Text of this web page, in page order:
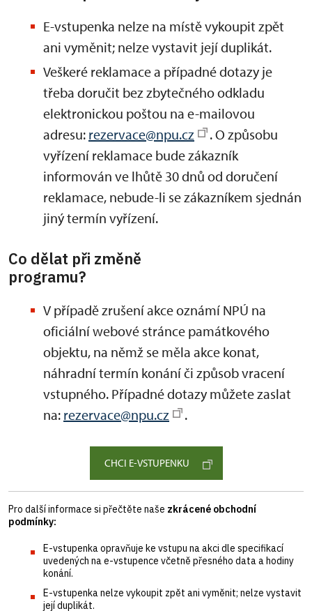
E-vstupenka nelze na místě vykoupit zpět
ani vyměnit; nelze vystavit její duplikát.
Veškeré reklamace a případné dotazy je
třeba doručit bez zbytečného odkladu
elektronickou poštou na e-mailovou
adresu: rezervace@npu.cz
. O způsobu
vyřízení reklamace bude zákazník
informován ve lhůtě 30 dnů od doručení
reklamace, nebude-li se zákazníkem sjednán
jiný termín vyřízení.
Co dělat při změně
programu?
V případě zrušení akce oznámí NPÚ na
oficiální webové stránce památkového
objektu, na němž se měla akce konat,
náhradní termín konání či způsob vracení
vstupného. Případné dotazy můžete zaslat
na: rezervace@npu.cz .
CHCI E-VSTUPENKU
Pro další informace si přečtěte naše zkrácené obchodní
podmínky:
E-vstupenka opravňuje ke vstupu na akci dle specifikací
uvedených na e-vstupence včetně přesného data a hodiny
konání.
E-vstupenka nelze vykoupit zpět ani vyměnit; nelze vystavit
její duplikát.